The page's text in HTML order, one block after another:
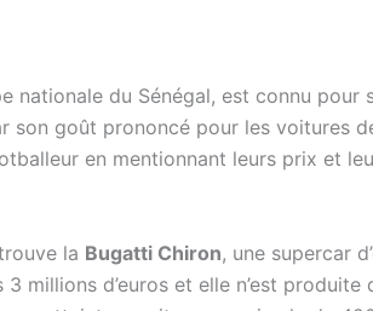
nationale du Sénégal, est connu
son goût prononcé pour les voitures
en mentionnant leurs prix et
la Bugatti Chiron, une supercar
d’euros et elle n’est produite